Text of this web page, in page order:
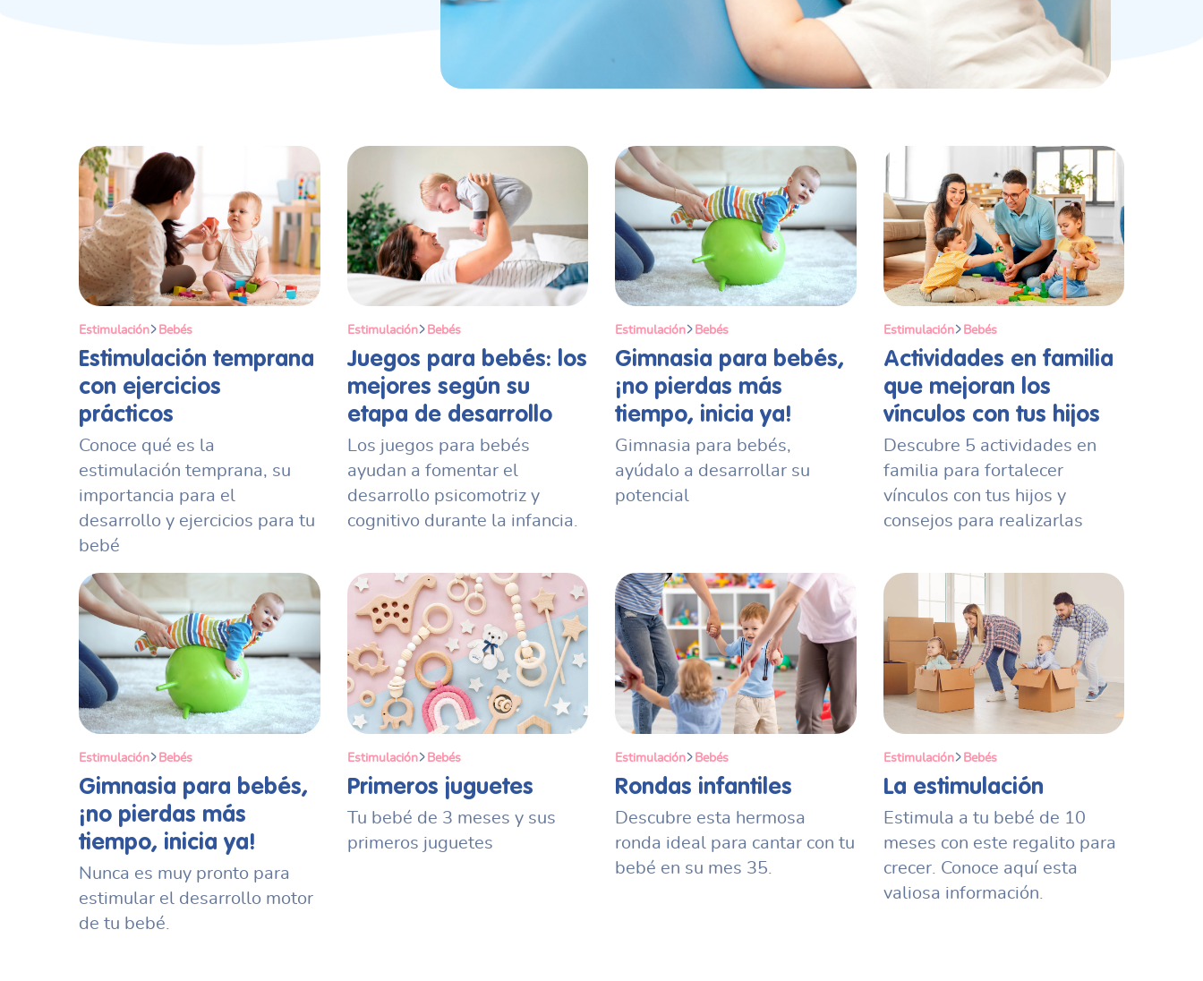
Estimulación Bebés
Estimulación temprana
con ejercicios
prácticos
Conoce qué es la
estimulación temprana, su
importancia para el
desarrollo y ejercicios para tu
bebé
Estimulación Bebés
Juegos para bebés: los
mejores según su
etapa de desarrollo
Los juegos para bebés
ayudan a fomentar el
desarrollo psicomotriz y
cognitivo durante la infancia.
Estimulación Bebés
Gimnasia para bebés,
¡no pierdas más
tiempo, inicia ya!
Gimnasia para bebés,
ayúdalo a desarrollar su
potencial
Estimulación Bebés
Actividades en familia
que mejoran los
vínculos con tus hijos
Descubre 5 actividades en
familia para fortalecer
vínculos con tus hijos y
consejos para realizarlas
Estimulación Bebés
Gimnasia para bebés,
¡no pierdas más
tiempo, inicia ya!
Nunca es muy pronto para
estimular el desarrollo motor
de tu bebé.
Estimulación Bebés
Primeros juguetes
Tu bebé de 3 meses y sus
primeros juguetes
Estimulación Bebés
Rondas infantiles
Descubre esta hermosa
ronda ideal para cantar con tu
bebé en su mes 35.
Estimulación Bebés
La estimulación
Estimula a tu bebé de 10
meses con este regalito para
crecer. Conoce aquí esta
valiosa información.